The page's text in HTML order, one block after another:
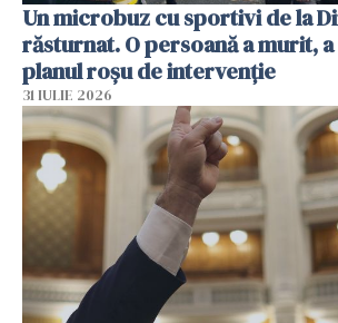
Un microbuz cu sportivi de la
răsturnat. O persoană a murit,
planul roșu de intervenție
31 IULIE 2026